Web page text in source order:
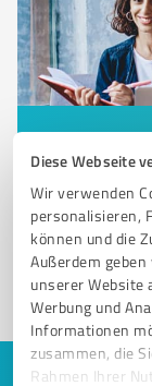
Diese Webseite
Wir verwenden
personalisieren,
können und die
Außerdem
unserer Website
Werbung und
Informationen
zusammen, die
Rahmen Ihrer
Kunden